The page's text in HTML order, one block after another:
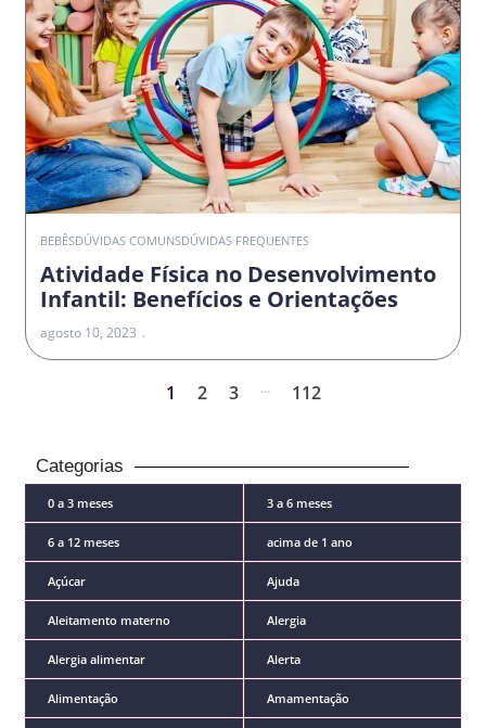
BEBÊSDÚVIDAS COMUNSDÚVIDAS FREQUENTES
Atividade Física no Desenvolvimento
Infantil: Benefícios e Orientações
agosto 10, 2023
1 2 3 ... 112
Categorias
0 a 3 meses 3 a 6 meses
6 a 12 meses acima de 1 ano
Açúcar Ajuda
Aleitamento materno Alergia
Alergia alimentar Alerta
Alimentação Amamentação